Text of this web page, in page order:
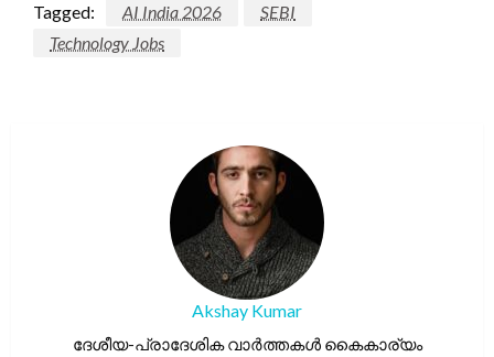
Tagged: AI India 2026
SEBI
Technology Jobs
Akshay Kumar
ദേശീയ-പ്രാദേശിക വാർത്തകൾ കൈകാര്യം